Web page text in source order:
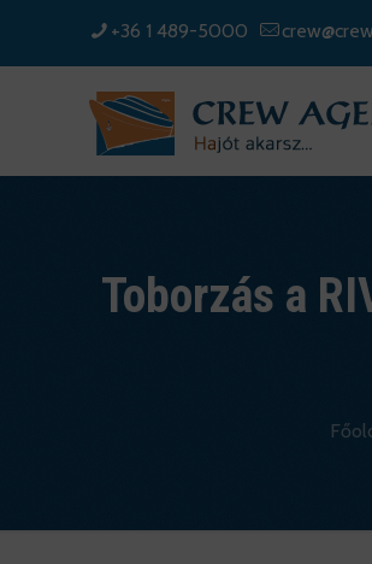
+36 1 489-5000
Toborzás a